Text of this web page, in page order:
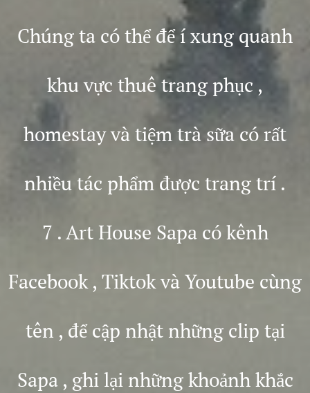
Chúng ta có thể để í xung quanh
khu vực thuê trang phục ,
homestay và tiệm trà sữa có rất
nhiều tác phẩm được trang trí .
7 . Art House Sapa có kênh
Facebook , Tiktok và Youtube cùng
tên , để cập nhật những clip tại
Sapa , ghi lại những khoảnh khắc